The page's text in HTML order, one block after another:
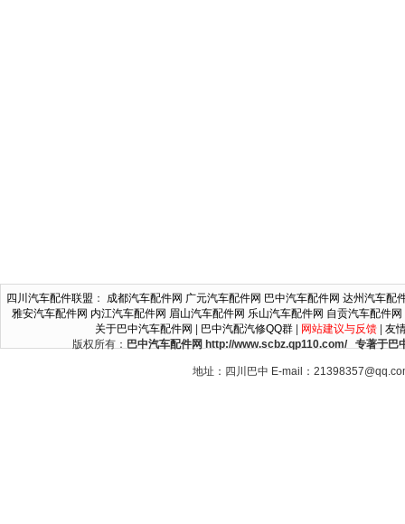
四川汽车配件联盟 ： 成都汽车配件网 广元汽车配件网 巴中汽车配件网 达州汽车配
雅安汽车配件网 内江汽车配件网 眉山汽车配件网 乐山汽车配件网 自贡汽车配件网
关于巴中汽车配件网
巴中汽配汽修QQ群| 网站建议与反馈| 友
版权所有： 巴中汽车配件网 http://www.scbz.qp110.com/ 专著于巴
地址：四川巴中 E-mail：